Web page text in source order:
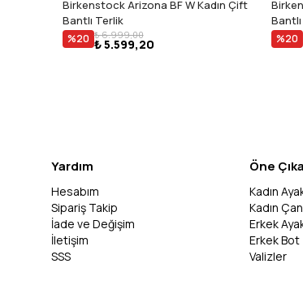
Birkenstock Arizona BF W Kadın Çift
Bantlı Terlik
%20 ₺ 6.999,00
₺ 5.599,20 %20
Yardım
Hesabım
Sipariş Takip
İade ve Değişim
İletişim
SSS
Öne
Kadın
Kadın
Erkek
Erkek Bot
Valizler